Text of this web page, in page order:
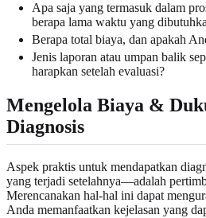
Apa saja yang termasuk dalam
berapa lama waktu yang
Berapa total biaya, dan apakah
Jenis laporan atau umpan balik
harapkan setelah evaluasi?
Mengelola Biaya &
Diagnosis
Aspek praktis untuk mendapatkan
yang terjadi setelahnya—adalah
Merencanakan hal-hal ini dapat
Anda memanfaatkan kejelasan yang